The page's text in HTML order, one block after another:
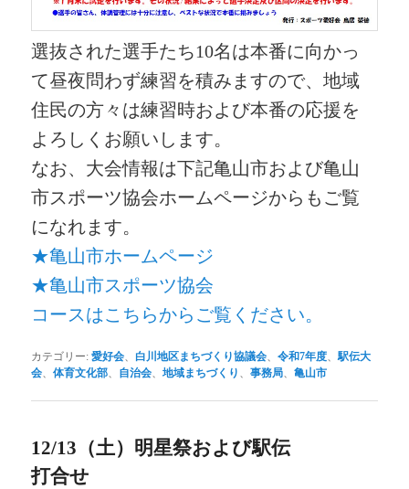
選抜された選手たち10名は本番に向かっ
て昼夜問わず練習を積みますので、地域
住民の方々は練習時および本番の応援を
よろしくお願いします。
なお、大会情報は下記亀山市および亀山
市スポーツ協会ホームページからもご覧
になれます。
★亀山市ホームページ
★亀山市スポーツ協会
コースはこちらからご覧ください。
カテゴリー: 愛好会、 白川地区まちづくり協議会、令和7年度、駅伝大
会、体育文化部、 自治会、地域まちづくり 、事務局、亀山市
12/13（土）明星祭および駅伝
打合せ